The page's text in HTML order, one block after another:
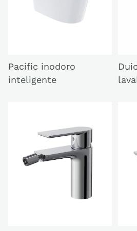
Pacific inodoro
inteligente